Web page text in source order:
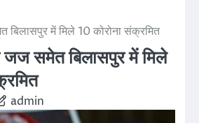
बिलासपुर में मिले 10 कोरोना संक्रमित
जज समेत बिलासपुर में मिले
admin